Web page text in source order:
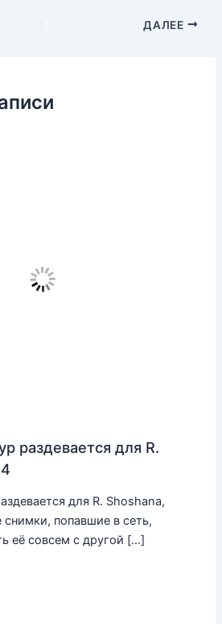
ДАЛЕЕ
раздевается для R.
для R. Shoshana,
попавшие в сеть,
её совсем с другой […]